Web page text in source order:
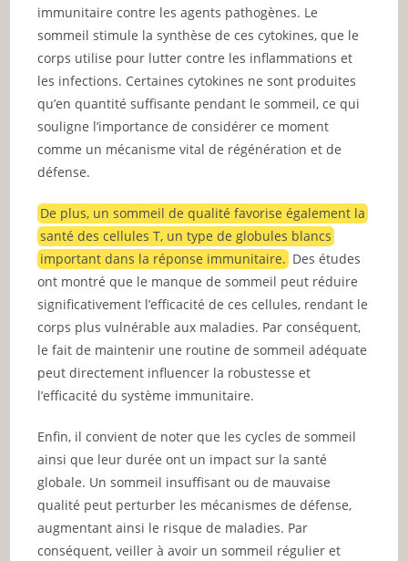
immunitaire contre les agents pathogènes. Le
sommeil stimule la synthèse de ces cytokines, que le
corps utilise pour lutter contre les inflammations et
les infections. Certaines cytokines ne sont produites
qu’en quantité suffisante pendant le sommeil, ce qui
souligne l’importance de considérer ce moment
comme un mécanisme vital de régénération et de
défense.
De plus, un sommeil de qualité favorise également la
santé des cellules T, un type de globules blancs
important dans la réponse immunitaire. Des études
ont montré que le manque de sommeil peut réduire
significativement l’efficacité de ces cellules, rendant le
corps plus vulnérable aux maladies. Par conséquent,
le fait de maintenir une routine de sommeil adéquate
peut directement influencer la robustesse et
l’efficacité du système immunitaire.
Enfin, il convient de noter que les cycles de sommeil
ainsi que leur durée ont un impact sur la santé
globale. Un sommeil insuffisant ou de mauvaise
qualité peut perturber les mécanismes de défense,
augmentant ainsi le risque de maladies. Par
conséquent, veiller à avoir un sommeil régulier et